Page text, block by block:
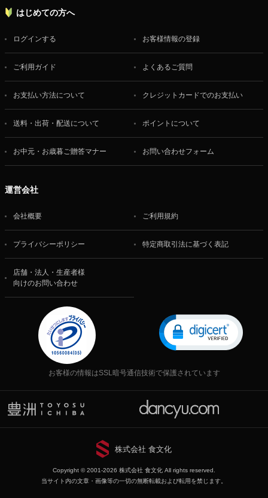
はじめての方へ
ログインする お客様情報の登録
ご利用ガイド よくあるご質問
お支払い方法について クレジットカードでのお支払い
送料・出荷・配送について ポイントについて
お中元・お歳暮ご贈答マナー お問い合わせフォーム
運営会社
会社概要 ご利用規約
プライバシーポリシー 特定商取引法に基づく表記
店舗・法人・生産者様
向けのお問い合わせ
お客様の情報はSSL暗号通信技術で保護されています
株式会社 食文化
Copyright © 2001-2026 株式会社 食文化 All rights reserved.
当サイト内の文章・画像等の一切の無断転載および転用を禁じます。